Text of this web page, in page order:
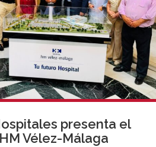
presenta el
Vélez-Málaga